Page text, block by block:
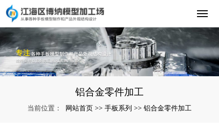
铝合金零件加工
当前位置： 网站首页 >> 手板系列 >> 铝合金零件加工